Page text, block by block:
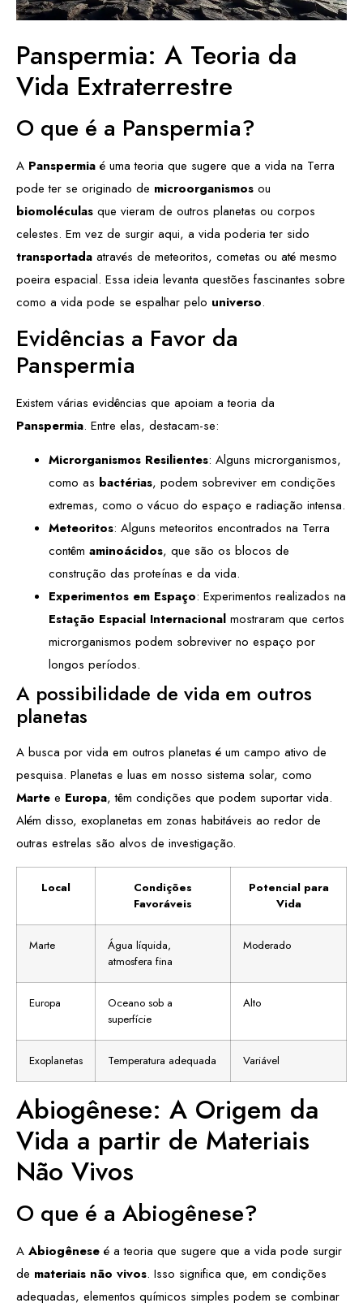
Panspermia: A Teoria da
Vida Extraterrestre
O que é a Panspermia?
A Panspermia é uma teoria que sugere que a vida na Terra
pode ter se originado de microorganismos ou
biomoléculas que vieram de outros planetas ou corpos
celestes. Em vez de surgir aqui, a vida poderia ter sido
transportada através de meteoritos, cometas ou até mesmo
poeira espacial. Essa ideia levanta questões fascinantes sobre
como a vida pode se espalhar pelo universo.
Evidências a Favor da
Panspermia
Existem várias evidências que apoiam a teoria da
Panspermia. Entre elas, destacam-se:
Microrganismos Resilientes: Alguns microrganismos,
como as bactérias, podem sobreviver em condições
extremas, como o vácuo do espaço e radiação intensa.
Meteoritos: Alguns meteoritos encontrados na Terra
contêm aminoácidos, que são os blocos de
construção das proteínas e da vida.
Experimentos em Espaço: Experimentos realizados na
Estação Espacial Internacional mostraram que certos
microrganismos podem sobreviver no espaço por
longos períodos.
A possibilidade de vida em outros
planetas
A busca por vida em outros planetas é um campo ativo de
pesquisa. Planetas e luas em nosso sistema solar, como
Marte e Europa, têm condições que podem suportar vida.
Além disso, exoplanetas em zonas habitáveis ao redor de
outras estrelas são alvos de investigação.
Local
Condições
Favoráveis
Potencial para
Vida
Marte
Água líquida,
atmosfera fina
Moderado
Europa
Oceano sob a
superfície
Alto
Exoplanetas Temperatura adequada Variável
Abiogênese: A Origem da
Vida a partir de Materiais
Não Vivos
O que é a Abiogênese?
A Abiogênese é a teoria que sugere que a vida pode surgir
de materiais não vivos. Isso significa que, em condições
adequadas, elementos químicos simples podem se combinar